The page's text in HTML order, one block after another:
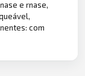
e rnase,
com